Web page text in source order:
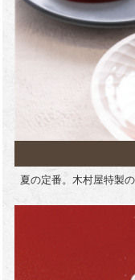
夏の定番。木村屋特製